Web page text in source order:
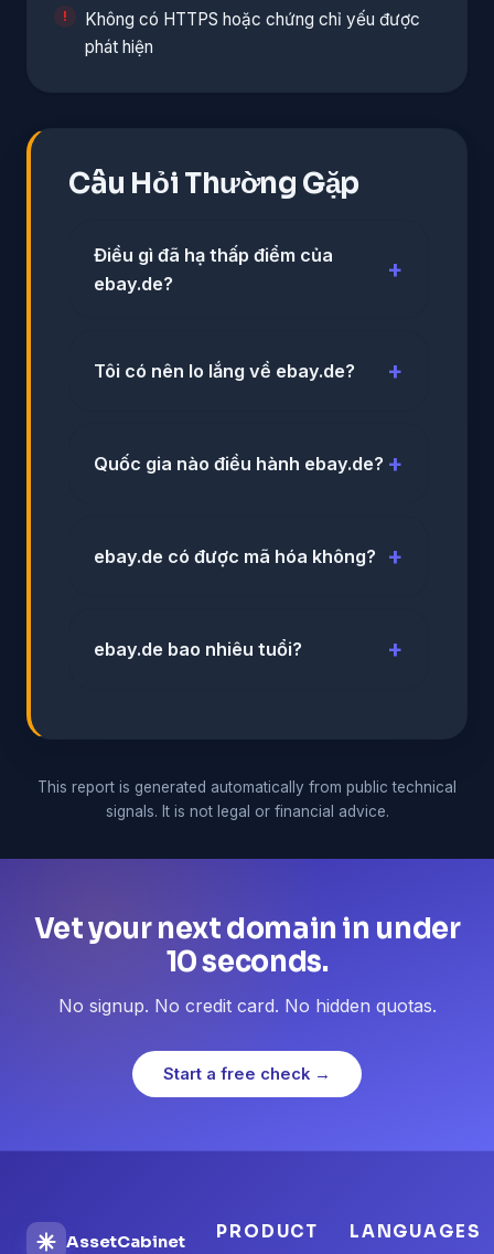
Không có HTTPS hoặc chứng chỉ yếu được
phát hiện
Câu Hỏi Thường Gặp
Điều gì đã hạ thấp điểm của
ebay.de?
Tôi có nên lo lắng về ebay.de?
Quốc gia nào điều hành ebay.de?
ebay.de có được mã hóa không?
ebay.de bao nhiêu tuổi?
This report is generated automatically from public technical
signals. It is not legal or financial advice.
Vet your next domain in under
10 seconds.
No signup. No credit card. No hidden quotas.
Start a free check →
AssetCabinet PRODUCT LANGUAGES